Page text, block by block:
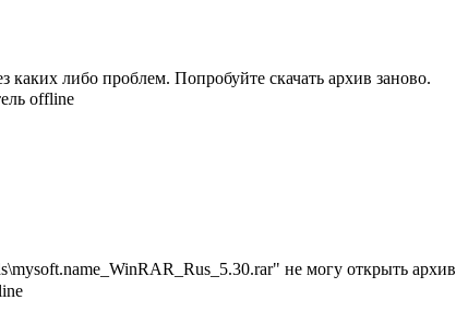
каких либо проблем. Попробуйте скачать архив заново.
не могу открыть архив